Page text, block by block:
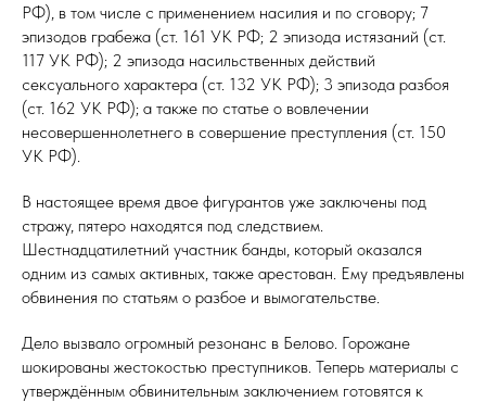
РФ), в том числе с применением насилия и по сговору; 7
эпизодов грабежа (ст. 161 УК РФ; 2 эпизода истязаний (ст.
117 УК РФ); 2 эпизода насильственных действий
сексуального характера (ст. 132 УК РФ); 3 эпизода разбоя
(ст. 162 УК РФ); а также по статье о вовлечении
несовершеннолетнего в совершение преступления (ст. 150
УК РФ).
В настоящее время двое фигурантов уже заключены под
стражу, пятеро находятся под следствием.
Шестнадцатилетний участник банды, который оказался
одним из самых активных, также арестован. Ему предъявлены
обвинения по статьям о разбое и вымогательстве.
Дело вызвало огромный резонанс в Белово. Горожане
шокированы жестокостью преступников. Теперь материалы с
утверждённым обвинительным заключением готовятся к